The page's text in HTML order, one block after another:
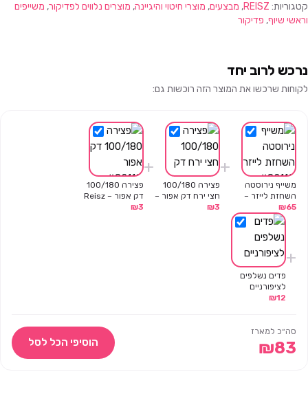
קטגוריות: REISZ
, מבצעים, מוצרי חיטוי והיגיינה, מוצרים נלווים לפדיקור, משייפים
וראשי שיוף, פדיקור
נרכש לרוב יחד
לקוחות שרכשו את המוצר הזה רוכשות גם:
משייף נירוסטה
השחזת לייזר –
Reisz
₪65
+
פצירה 100/180
חצי ירח דק אפור –
Reisz
₪3
+
פצירה 100/180
דק אפור – Reisz
₪3
+
פדים נשלפים
לציפורניים
₪12
סה״כ למארז
₪83 הוסיפי הכל לסל